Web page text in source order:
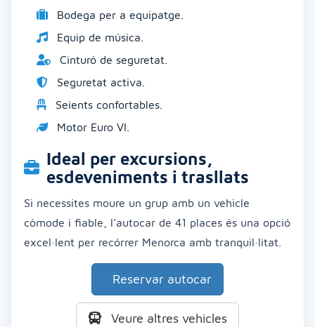
Bodega per a equipatge.
Equip de música.
Cinturó de seguretat.
Seguretat activa.
Seients confortables.
Motor Euro VI.
Ideal per excursions,
esdeveniments i trasllats
Si necessites moure un grup amb un vehicle
còmode i fiable, l’autocar de 41 places és una opció
excel·lent per recórrer Menorca amb tranquil·litat.
Reservar autocar
Veure altres vehicles